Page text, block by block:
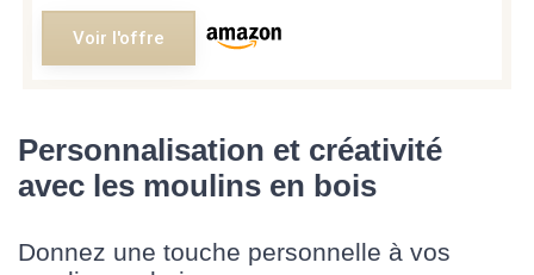
Voir l'offre
Personnalisation et créativité
avec les moulins en bois
Donnez une touche personnelle à vos